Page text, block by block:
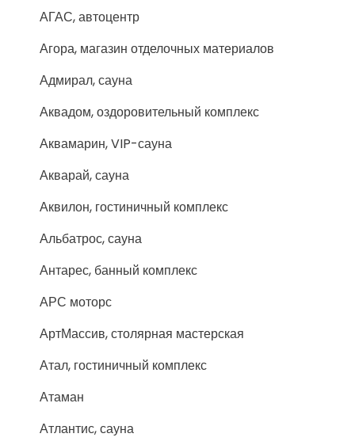
АГАС, автоцентр
Агора, магазин отделочных материалов
Адмирал, сауна
Аквадом, оздоровительный комплекс
Аквамарин, VIP-сауна
Акварай, сауна
Аквилон, гостиничный комплекс
Альбатрос, сауна
Антарес, банный комплекс
АРС моторс
АртМассив, столярная мастерская
Атал, гостиничный комплекс
Атаман
Атлантис, сауна